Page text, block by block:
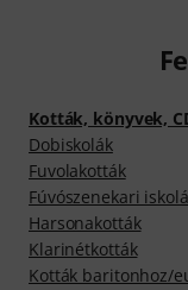
Kották, könyvek,
Dobiskolák
Fuvolakották
Fúvószenekari
Harsonakották
Klarinétkották
Kották baritonhoz/